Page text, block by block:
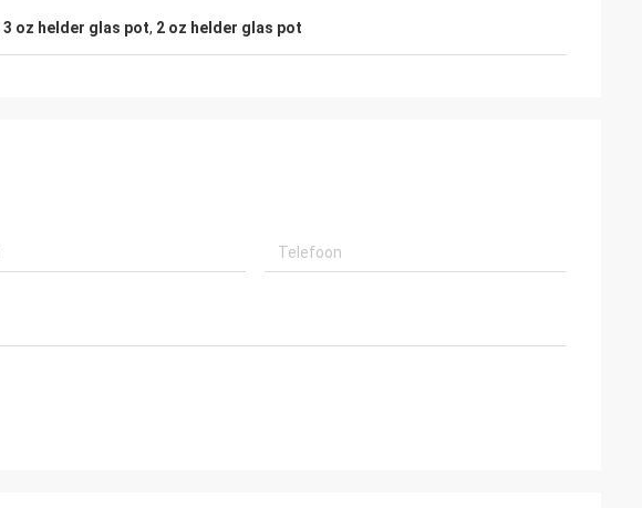
3 oz helder glas pot, 2 oz helder glas pot